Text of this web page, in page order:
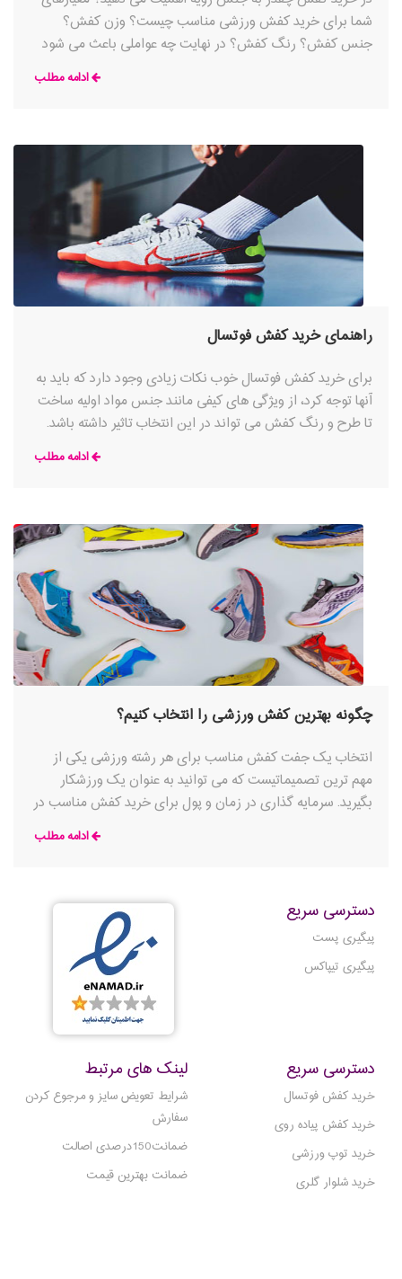
شما برای خرید کفش ورزشی مناسب چیست؟ وزن کفش؟
جنس کفش؟ رنگ کفش؟ در نهایت چه عواملی باعث می شود
ادامه مطلب
راهنمای خرید کفش فوتسال
برای خرید کفش فوتسال خوب نکات زیادی وجود دارد که باید به
آنها توجه کرد، از ویژگی های کیفی مانند جنس مواد اولیه ساخت
تا طرح و رنگ کفش می تواند در این انتخاب تاثیر داشته باشد.
ادامه مطلب
چگونه بهترین کفش ورزشی را انتخاب کنیم؟
انتخاب یک جفت کفش مناسب برای هر رشته ورزشی یکی از
مهم ترین تصمیماتیست که می توانید به عنوان یک ورزشکار
بگیرید. سرمایه گذاری در زمان و پول برای خرید کفش مناسب در
نهایت نتیجه بهتری خواهد داشت و عملکرد و راحتی شما را بهبود
می بخشد و در عین حال شما را ایمن و بدون آسیب نگه می دارد.
ادامه مطلب
دسترسی سریع
پیگیری پست
پیگیری تیپاکس
لینک های مرتبط
شرایط تعویض سایز و مرجوع کردن
سفارش
ضمانت150درصدی اصالت
ضمانت بهترین قیمت
دسترسی سریع
خرید کفش فوتسال
خرید کفش پیاده روی
خرید توپ ورزشی
خرید شلوار گلری